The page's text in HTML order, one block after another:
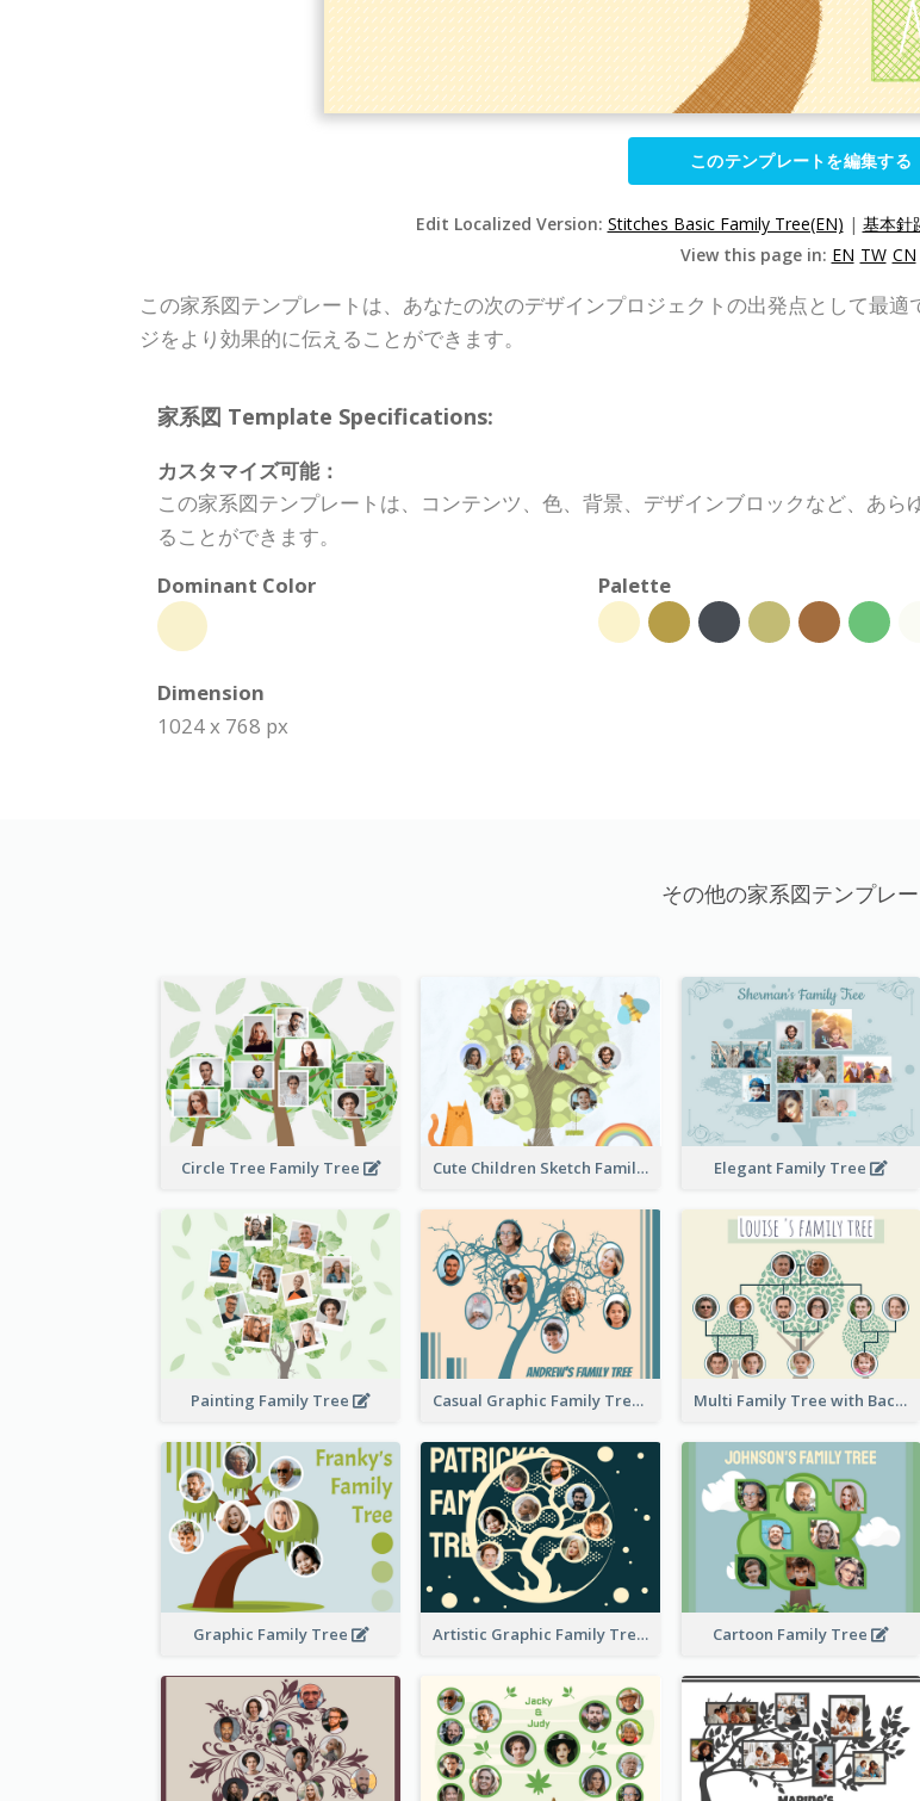
このテンプレートを編集する
Edit Localized Version: Stitches Basic Family Tree(EN) | 基本針
View this page in: EN TW CN
この家系図テンプレートは、あなたの次のデザインプロジェクトの出発点として最
ジをより効果的に伝えることができます。
家系図 Template Specifications:
カスタマイズ可能：
この家系図テンプレートは、コンテンツ、色、背景、デザインブロックなど、あ
ることができます。
Dominant Color
Palette
Dimension
1024 x 768 px
その他の家系図テンプレー
Circle Tree Family Tree Cute Children Sketch Family Tree Elegant Family Tree
Painting Family Tree Casual Graphic Family Tree2 Multi Family Tree with Background
Graphic Family Tree Artistic Graphic Family Tree Cartoon Family Tree